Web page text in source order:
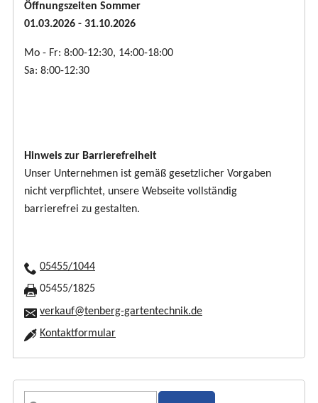
Öffnungszeiten Sommer
01.03.2026 - 31.10.2026
Mo - Fr: 8:00-12:30, 14:00-18:00
Sa: 8:00-12:30
Hinweis zur Barrierefreiheit
Unser Unternehmen ist gemäß gesetzlicher Vorgaben
nicht verpflichtet, unsere Webseite vollständig
barrierefrei zu gestalten.
05455/1044
05455/1825
verkauf@tenberg-gartentechnik.de
Kontaktformular